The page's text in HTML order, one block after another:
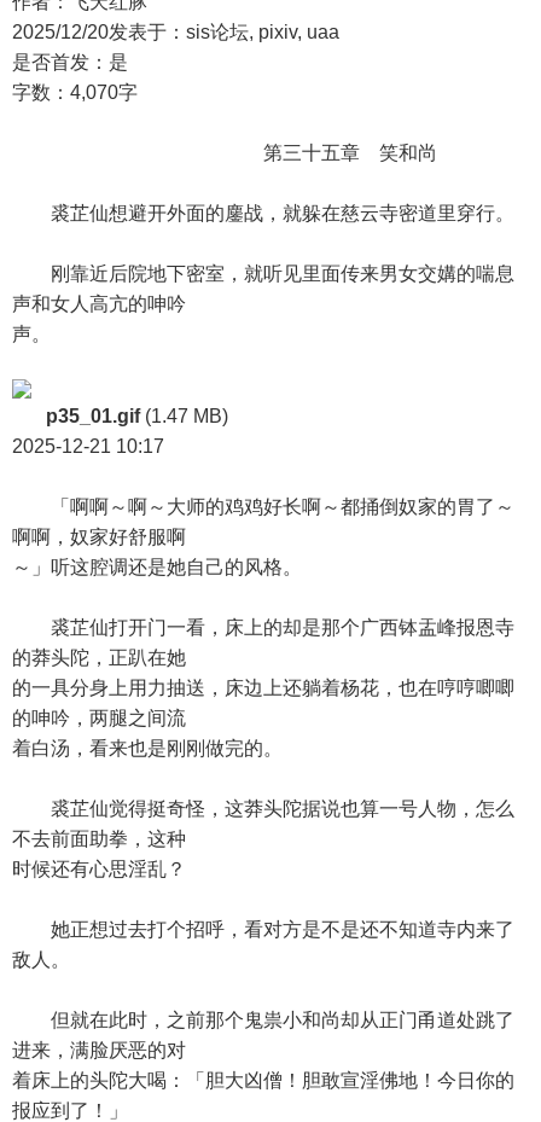
2025/12/20发表于：sis论坛, pixiv, uaa
是否首发：是
字数：4,070字
第三十五章 笑和尚
裘芷仙想避开外面的鏖战，就躲在慈云寺密道里穿行。
刚靠近后院地下密室，就听见里面传来男女交媾的喘息
声和女人高亢的呻吟
声。
p35_01.gif(1.47 MB)
2025-12-21 10:17
「啊啊～啊～大师的鸡鸡好长啊～都捅倒奴家的胃了～
啊啊，奴家好舒服啊
～」听这腔调还是她自己的风格。
裘芷仙打开门一看，床上的却是那个广西钵盂峰报恩寺
的莽头陀，正趴在她
的一具分身上用力抽送，床边上还躺着杨花，也在哼哼唧唧
的呻吟，两腿之间流
着白汤，看来也是刚刚做完的。
裘芷仙觉得挺奇怪，这莽头陀据说也算一号人物，怎么
不去前面助拳，这种
时候还有心思淫乱？
她正想过去打个招呼，看对方是不是还不知道寺内来了
敌人。
但就在此时，之前那个鬼祟小和尚却从正门甬道处跳了
进来，满脸厌恶的对
着床上的头陀大喝：「胆大凶僧！胆敢宣淫佛地！今日你的
报应到了！」